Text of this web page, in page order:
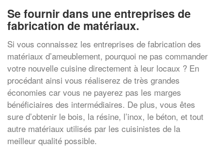
Se fournir dans une entreprises de
fabrication de matériaux.
Si vous connaissez les entreprises de fabrication des
matériaux d’ameublement, pourquoi ne pas commander
votre nouvelle cuisine directement à leur locaux ? En
procédant ainsi vous réaliserez de très grandes
économies car vous ne payerez pas les marges
bénéficiaires des intermédiaires. De plus, vous êtes
sure d’obtenir le bois, la résine, l’inox, le béton, et tout
autre matériaux utilisés par les cuisinistes de la
meilleur qualité possible.